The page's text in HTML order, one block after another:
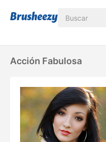
Acción Fabulosa